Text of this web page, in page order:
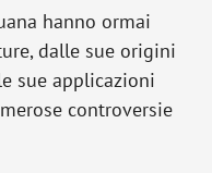
hanno ormai
dalle sue origini
sue applicazioni
controversie